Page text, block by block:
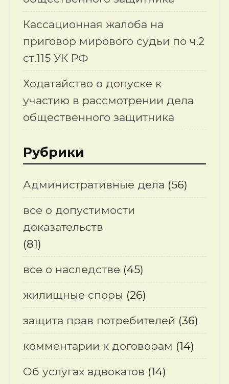
Кассационная жалоба на
приговор мирового судьи по ч.2
ст.115 УК РФ
Ходатайство о допуске к
участию в рассмотрении дела
общественного защитника
Рубрики
Административные дела (56)
все о допустимости
доказательств
(81)
все о наследстве (45)
жилищные споры (26)
защита прав потребителей (36)
комментарии к договорам (14)
Об услугах адвокатов (14)